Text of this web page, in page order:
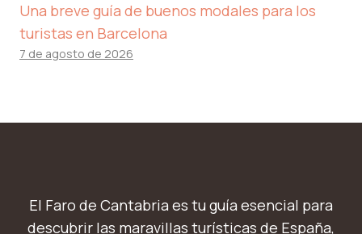
Una breve guía de buenos modales para los
turistas en Barcelona
7 de agosto de 2026
El Faro de Cantabria es tu guía esencial para
descubrir las maravillas turísticas de España,